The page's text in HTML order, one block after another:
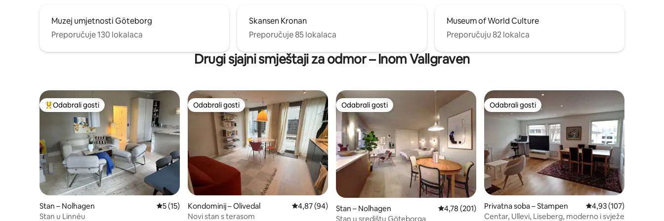
Muzej umjetnosti Göteborg
Preporučuje 130 lokalaca
Skansen Kronan
Preporučuje 85 lokalaca
Museum of World Culture
Preporučuju 82 lokalca
Drugi sjajni smještaji za odmor – Inom Vallgraven
Među najviše rangiranima s oznakom „Odabrali gosti”
Odabrali gosti
Stan – Nolhagen Prosječna ocjena: 5/5, recenzija: 15
5 (15)
Stan u Linnéu
Odabrali gosti
Odabrali gosti
Kondominij – Olivedal Prosječna ocjena: 4,87/5, recenzija: 94
4,87 (94)
Novi stan s terasom
Odabrali gosti
Odabrali gosti
Stan – Nolhagen Prosječna ocjena: 4,78/5, recenzija: 201
4,78 (201)
Stan u središtu Göteborga
Odabrali gosti
Odabrali gosti
Privatna soba – Stampen Prosječna ocjena:
4,93 (107)
Centar, Ullevi, Liseberg, moderno i svježe